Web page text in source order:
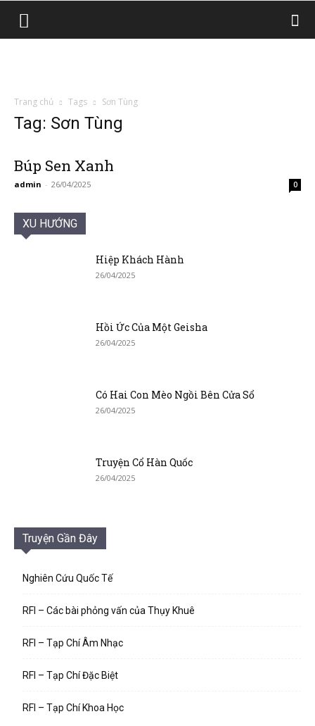
Trang chủ Tags Sơn Tùng
Tag: Sơn Tùng
Búp Sen Xanh
admin - 26/04/2025 0
XU HƯỚNG
Hiệp Khách Hành
26/04/2025
Hồi Ức Của Một Geisha
26/04/2025
Có Hai Con Mèo Ngồi Bên Cửa Sổ
26/04/2025
Truyện Cổ Hàn Quốc
26/04/2025
Truyện Gần Đây
Nghiên Cứu Quốc Tế
RFI – Các bài phỏng vấn của Thụy Khuê
RFI – Tạp Chí Âm Nhạc
RFI – Tạp Chí Đặc Biệt
RFI – Tạp Chí Khoa Học